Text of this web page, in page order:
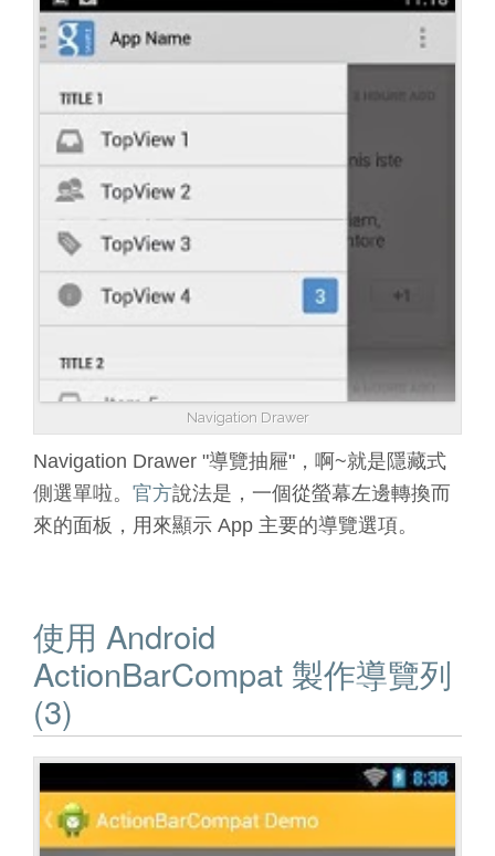
Navigation Drawer
Navigation Drawer "導覽抽屜"，啊~就是隱藏式
側選單啦。 官方說法是，一個從螢幕左邊轉換而
來的面板，用來顯示 App 主要的導覽選項。
使用 Android
ActionBarCompat 製作導覽列
(3)